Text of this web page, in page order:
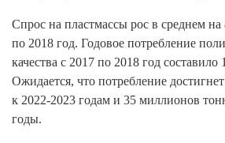
Спрос на пластмассы рос в среднем
по 2018 год. Годовое потребление
качества с 2017 по 2018 год
Ожидается, что потребление
к 2022-2023 годам и 35 миллионов
годы.